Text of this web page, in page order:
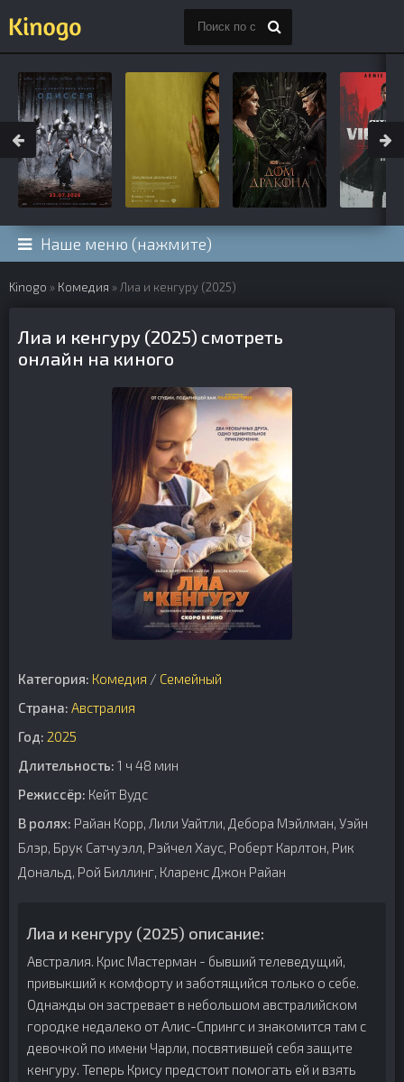
Наше меню (нажмите)
Kinogo » Комедия » Лиа и кенгуру (2025)
Лиа и кенгуру (2025) смотреть
онлайн на киного
Категория: Комедия / Семейный
Страна: Австралия
Год: 2025
Длительность: 1 ч 48 мин
Режиссёр: Кейт Вудс
В ролях: Райан Корр, Лили Уайтли, Дебора Мэйлман, Уэйн
Блэр, Брук Сатчуэлл, Рэйчел Хаус, Роберт Карлтон, Рик
Дональд, Рой Биллинг, Кларенс Джон Райан
Лиа и кенгуру (2025) описание:
Австралия. Крис Мастерман - бывший телеведущий,
привыкший к комфорту и заботящийся только о себе.
Однажды он застревает в небольшом австралийском
городке недалеко от Алис-Спрингс и знакомится там с
девочкой по имени Чарли, посвятившей себя защите
кенгуру. Теперь Крису предстоит помогать ей и взять